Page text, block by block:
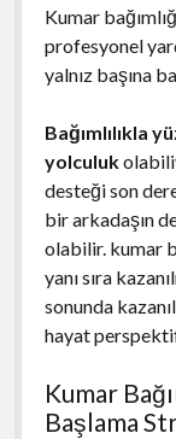
Kumar
profesyonel
yalnız başına
Bağımlılıkla
yolculuk
desteği son
bir arkadaşın
olabilir. kumar
yanı sıra
sonunda
hayat
Kumar
Başlama